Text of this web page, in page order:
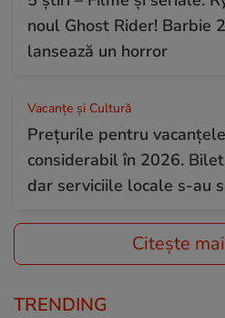
noul Ghost Rider! Barbie
lansează un horror
Vacanțe și Cultură
Prețurile pentru
considerabil în 2026.
dar serviciile locale s-au
Citește
TRENDING